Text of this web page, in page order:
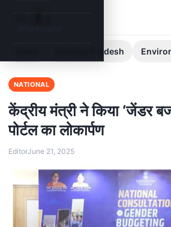
Madhya Pradesh
NATIONAL
केंद्रीय मंत्री ने किया ‘जेंडर
पोर्टल का लोकार्पण
EditorJune 21, 2025